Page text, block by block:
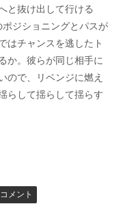
と抜け出して行ける
ポジショニングとパスが
はチャンスを逃したト
か。彼らが同じ相手に
ので、リベンジに燃え
らして揺らして揺らす
メント